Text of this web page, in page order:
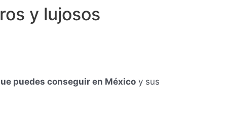
y lujosos
puedes conseguir en México y sus